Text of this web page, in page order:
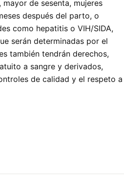
de sesenta, mujeres
después del parto, o
como hepatitis o VIH/SIDA,
serán determinadas por el
también tendrán derechos,
a sangre y derivados,
de calidad y el respeto a